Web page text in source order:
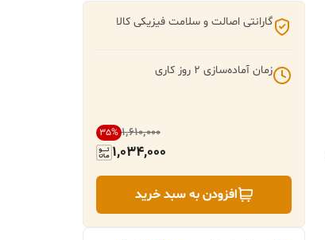
گارانتی اصالت و سلامت فیزیکی کالا
زمان آماده‌سازی 2 روز کاری
۱٬۶۱۰٬۰۰۰ 35%
1,034,000
افزودن به سبد خرید